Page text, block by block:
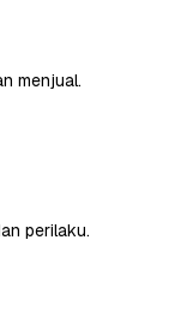
menjual.
perilaku.